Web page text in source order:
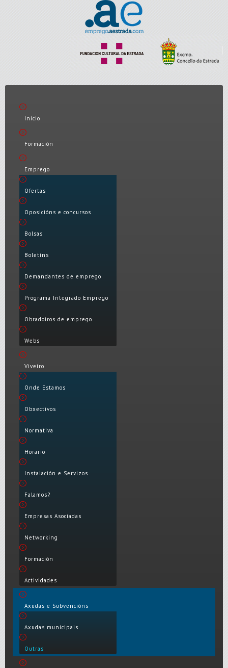
Inicio
Formación
Emprego
Ofertas
Oposicións e concursos
Bolsas
Boletíns
Demandantes de emprego
Programa Integrado Emprego
Obradoiros de emprego
Webs
Viveiro
Onde Estamos
Obxectivos
Normativa
Horario
Instalación e Servizos
Falamos?
Empresas Asociadas
Networking
Formación
Actividades
Axudas e Subvencións
Axudas municipais
Outras